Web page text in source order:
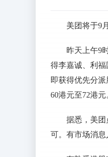
美团将于9
昨天上午9
得李嘉诚、利
即获得优先分
60港元至72港元
据悉，美团
可。有市场消息